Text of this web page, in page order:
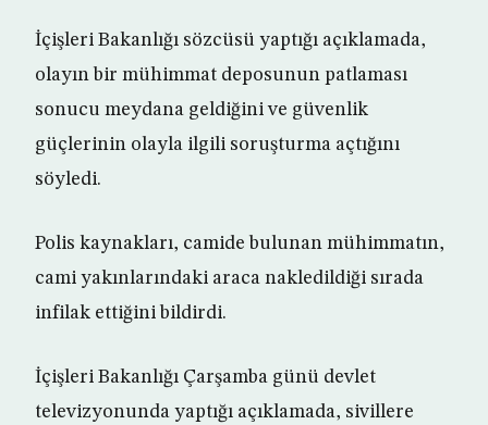
İçişleri Bakanlığı sözcüsü yaptığı açıklamada,
olayın bir mühimmat deposunun patlaması
sonucu meydana geldiğini ve güvenlik
güçlerinin olayla ilgili soruşturma açtığını
söyledi.
Polis kaynakları, camide bulunan mühimmatın,
cami yakınlarındaki araca nakledildiği sırada
infilak ettiğini bildirdi.
İçişleri Bakanlığı Çarşamba günü devlet
televizyonunda yaptığı açıklamada, sivillere